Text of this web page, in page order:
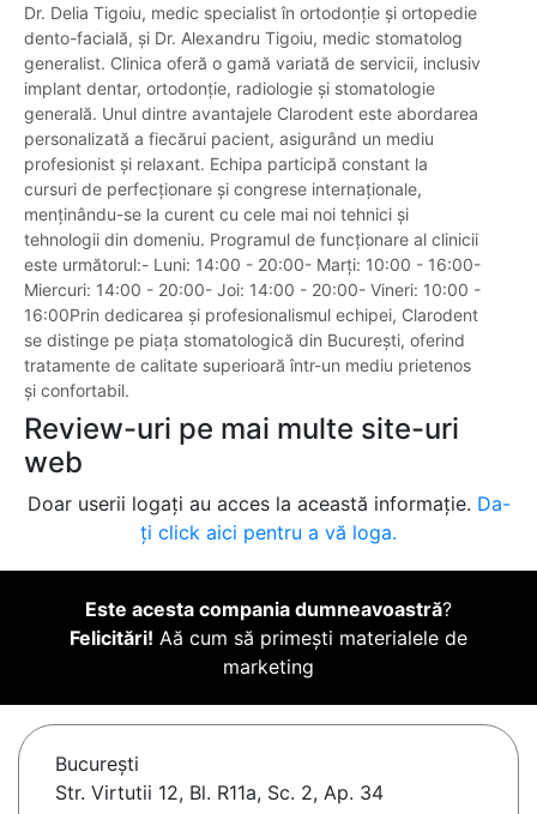
Dr. Delia Tigoiu, medic specialist în ortodonție și ortopedie
dento-facială, și Dr. Alexandru Tigoiu, medic stomatolog
generalist. Clinica oferă o gamă variată de servicii, inclusiv
implant dentar, ortodonție, radiologie și stomatologie
generală. Unul dintre avantajele Clarodent este abordarea
personalizată a fiecărui pacient, asigurând un mediu
profesionist și relaxant. Echipa participă constant la
cursuri de perfecționare și congrese internaționale,
menținându-se la curent cu cele mai noi tehnici și
tehnologii din domeniu. Programul de funcționare al clinicii
este următorul:- Luni: 14:00 - 20:00- Marți: 10:00 - 16:00-
Miercuri: 14:00 - 20:00- Joi: 14:00 - 20:00- Vineri: 10:00 -
16:00Prin dedicarea și profesionalismul echipei, Clarodent
se distinge pe piața stomatologică din București, oferind
tratamente de calitate superioară într-un mediu prietenos
și confortabil.
Review-uri pe mai multe site-uri
web
Doar userii logați au acces la această informație. Da-
ți click aici pentru a vă loga.
Este acesta compania dumneavoastră?
Felicitări! Aă cum să primești materialele de
marketing
Bucureşti
Str. Virtutii 12, Bl. R11a, Sc. 2, Ap. 34